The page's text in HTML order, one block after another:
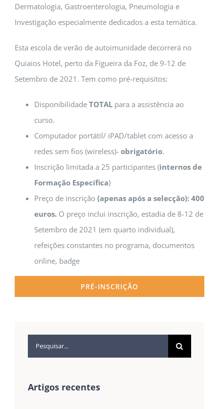
Dermatologia, Gastroenterologia, Pneumologia e
Investigação especialmente dedicados a esta temática.
Esta escola de verão de autoimunidade decorrerá no
Quiaios Hotel, perto da Figueira da Foz, de 9-12 de
Setembro de 2021. Tem como pré-requisitos:
Disponibilidade TOTAL para a assistência ao
curso.
Computador portátil/ iPAD/tablet com acesso a
redes sem fios (wireless)- obrigatório.
Inscrição limitada a 25 participantes (internos de
Formação Específica)
Preço de inscrição (apenas após a selecção): 400
euros. O preço inclui inscrição, estadia de 8-12 de
Setembro de 2021 (em quarto individual),
refeições constantes no programa, documentos
online, badge
PRÉ-INSCRIÇÃO
Pesquisar
Artigos recentes